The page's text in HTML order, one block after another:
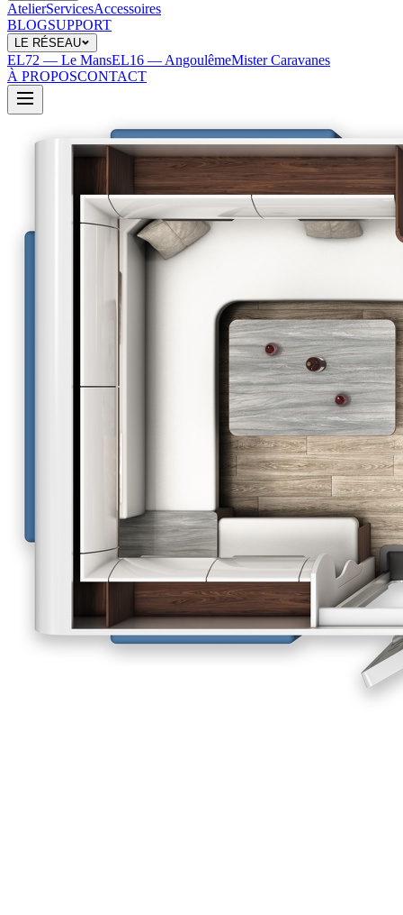
AtelierServicesAccessoires
BLOGSUPPORT
LE RÉSEAU
EL72 — Le MansEL16 — AngoulêmeMister Caravanes
À PROPOSCONTACT